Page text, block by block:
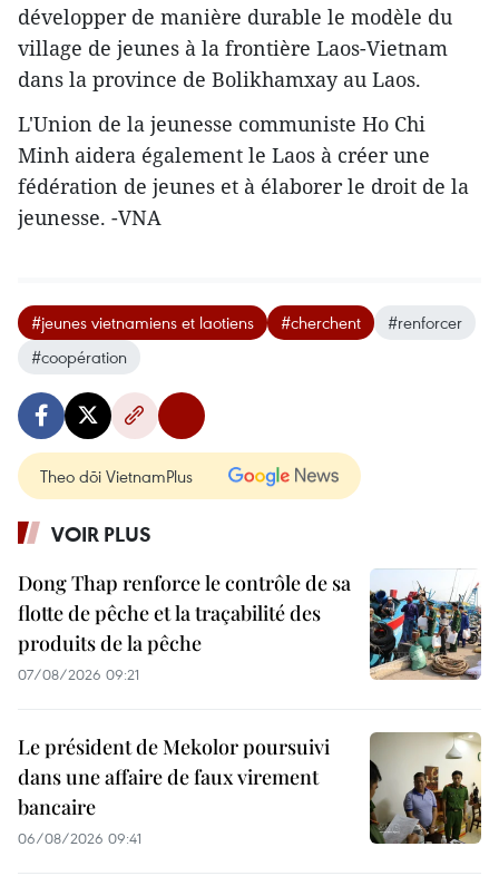
développer de manière durable le modèle du
village de jeunes à la frontière Laos-Vietnam
dans la province de Bolikhamxay au Laos.
L'Union de la jeunesse communiste Ho Chi
Minh aidera également le Laos à créer une
fédération de jeunes et à élaborer le droit de la
jeunesse. -VNA
#jeunes vietnamiens et laotiens #cherchent
#renforcer
#coopération
Theo dõi VietnamPlus
VOIR PLUS
Dong Thap renforce le contrôle de sa
flotte de pêche et la traçabilité des
produits de la pêche
07/08/2026 09:21
Le président de Mekolor poursuivi
dans une affaire de faux virement
bancaire
06/08/2026 09:41